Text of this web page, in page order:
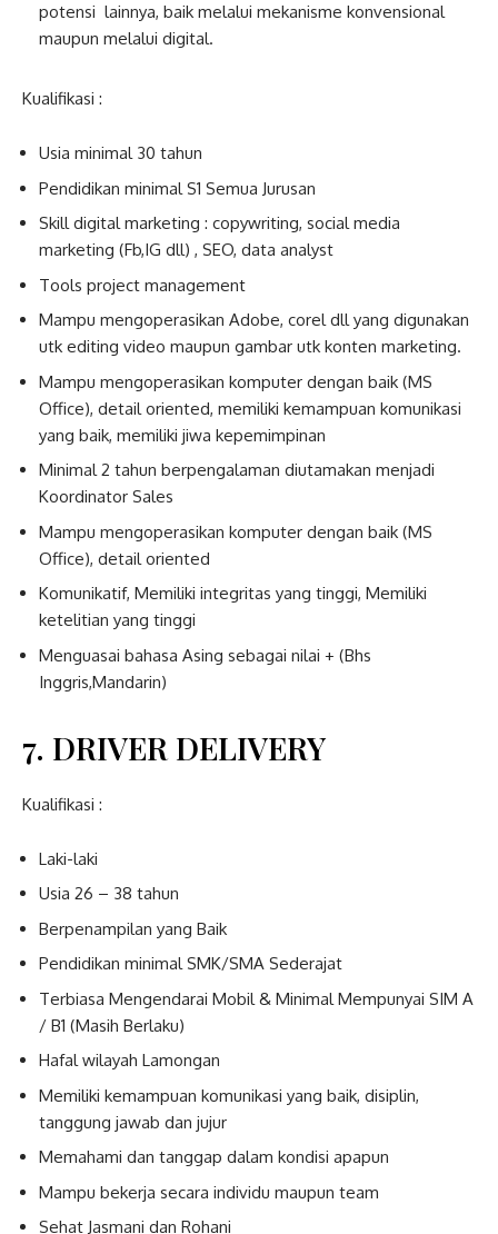
potensi lainnya, baik melalui mekanisme konvensional
maupun melalui digital.
Kualifikasi :
Usia minimal 30 tahun
Pendidikan minimal S1 Semua Jurusan
Skill digital marketing : copywriting, social media
marketing (Fb,IG dll) , SEO, data analyst
Tools project management
Mampu mengoperasikan Adobe, corel dll yang digunakan
utk editing video maupun gambar utk konten marketing.
Mampu mengoperasikan komputer dengan baik (MS
Office), detail oriented, memiliki kemampuan komunikasi
yang baik, memiliki jiwa kepemimpinan
Minimal 2 tahun berpengalaman diutamakan menjadi
Koordinator Sales
Mampu mengoperasikan komputer dengan baik (MS
Office), detail oriented
Komunikatif, Memiliki integritas yang tinggi, Memiliki
ketelitian yang tinggi
Menguasai bahasa Asing sebagai nilai + (Bhs
Inggris,Mandarin)
7. DRIVER DELIVERY
Kualifikasi :
Laki-laki
Usia 26 – 38 tahun
Berpenampilan yang Baik
Pendidikan minimal SMK/SMA Sederajat
Terbiasa Mengendarai Mobil & Minimal Mempunyai SIM A
/ B1 (Masih Berlaku)
Hafal wilayah Lamongan
Memiliki kemampuan komunikasi yang baik, disiplin,
tanggung jawab dan jujur
Memahami dan tanggap dalam kondisi apapun
Mampu bekerja secara individu maupun team
Sehat Jasmani dan Rohani